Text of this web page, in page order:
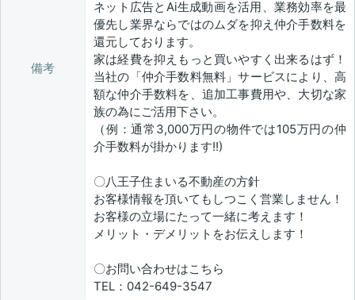
備考
ネット広告とAi生成動画を活用、業務効率を最
優先し業界ならではのムダを抑え仲介手数料を
還元しております。
家は経費を抑えもっと買いやすく出来るはず！
当社の「仲介手数料無料」サービスにより、高
額な仲介手数料を、追加工事費用や、大切な家
族の為にご活用下さい。
（例：通常3,000万円の物件では105万円の仲
介手数料が掛かります!!)
〇八王子住まいる不動産の方針
お客様情報を頂いてもしつこく営業しません！
お客様の立場にたって一緒に考えます！
メリット・デメリットをお伝えします！
〇お問い合わせはこちら
TEL：042-649-3547